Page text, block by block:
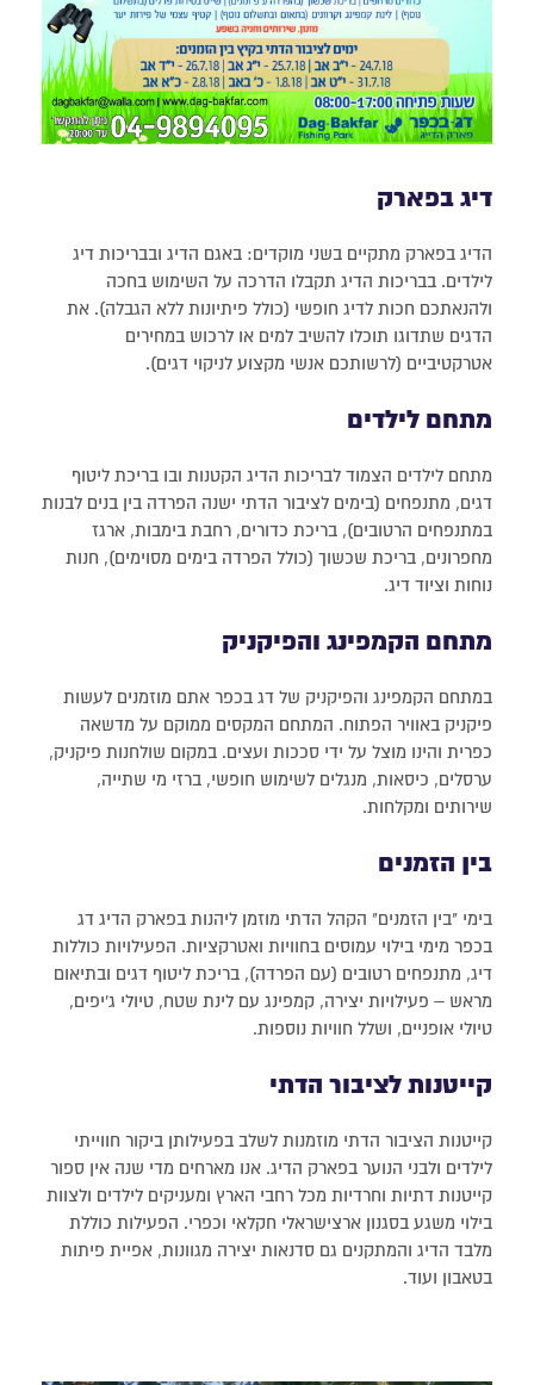
דיג בפארק
הדיג בפארק מתקיים בשני מוקדים: באגם הדיג ובבריכות דיג
לילדים. בבריכות הדיג תקבלו הדרכה על השימוש בחכה
ולהנאתכם חכות לדיג חופשי (כולל פיתיונות ללא הגבלה). את
הדגים שתדוגו תוכלו להשיב למים או לרכוש במחירים
אטרקטיביים (לרשותכם אנשי מקצוע לניקוי דגים).
מתחם לילדים
מתחם לילדים הצמוד לבריכות הדיג הקטנות ובו בריכת ליטוף
דגים, מתנפחים (בימים לציבור הדתי ישנה הפרדה בין בנים לבנות
במתנפחים הרטובים), בריכת כדורים, רחבת בימבות, ארגז
מחפרונים, בריכת שכשוך (כולל הפרדה בימים מסוימים), חנות
נוחות וציוד דיג.
מתחם הקמפינג והפיקניק
במתחם הקמפינג והפיקניק של דג בכפר אתם מוזמנים לעשות
פיקניק באוויר הפתוח. המתחם המקסים ממוקם על מדשאה
כפרית והינו מוצל על ידי סככות ועצים. במקום שולחנות פיקניק,
ערסלים, כיסאות, מנגלים לשימוש חופשי, ברזי מי שתייה,
שירותים ומקלחות.
בין הזמנים
בימי "בין הזמנים" הקהל הדתי מוזמן ליהנות בפארק הדיג דג
בכפר מימי בילוי עמוסים בחוויות ואטרקציות. הפעילויות כוללות
דיג, מתנפחים רטובים (עם הפרדה), בריכת ליטוף דגים ובתיאום
מראש – פעילויות יצירה, קמפינג עם לינת שטח, טיולי ג'יפים,
טיולי אופניים, ושלל חוויות נוספות.
קייטנות לציבור הדתי
קייטנות הציבור הדתי מוזמנות לשלב בפעילותן ביקור חווייתי
לילדים ולבני הנוער בפארק הדיג. אנו מארחים מדי שנה אין ספור
קייטנות דתיות וחרדיות מכל רחבי הארץ ומעניקים לילדים ולצוות
בילוי משגע בסגנון ארצישראלי חקלאי וכפרי. הפעילות כוללת
מלבד הדיג והמתקנים גם סדנאות יצירה מגוונות, אפיית פיתות
בטאבון ועוד.